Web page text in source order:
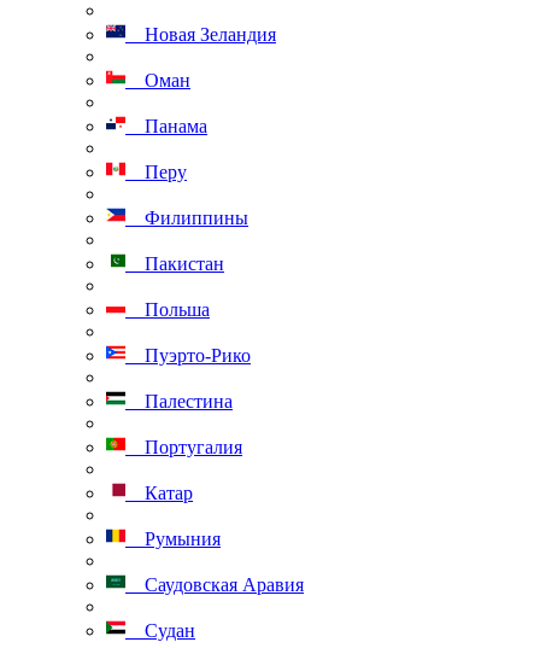
Новая Зеландия
Оман
Панама
Перу
Филиппины
Пакистан
Польша
Пуэрто-Рико
Палестина
Португалия
Катар
Румыния
Саудовская Аравия
Судан